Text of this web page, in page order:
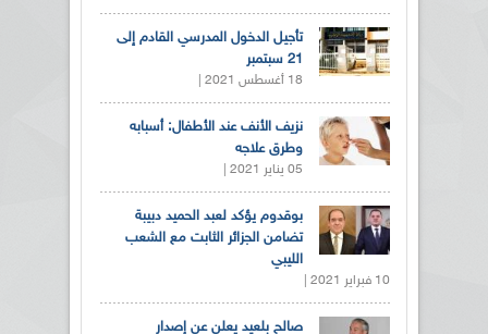
تأجيل الدخول المدرسي القادم إلى
21 سبتمبر
18 أغسطس 2021 |
نزيف الأنف عند الأطفال: أسبابه
وطرق علاجه
05 يناير 2021 |
بوقدوم يؤكد لعبد الحميد دبيبة
تضامن الجزائر الثابت مع الشعب
الليبي
10 فبراير 2021 |
صالح بلعيد يعلن عن إصدار